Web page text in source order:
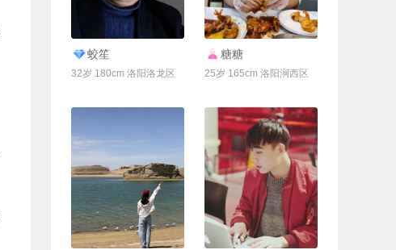
蛟笙
32岁 180cm 洛阳洛龙区
糖糖
25岁 165cm 洛阳涧西区